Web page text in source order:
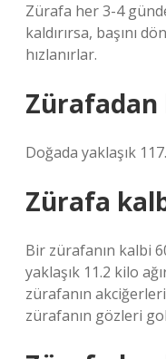
Zürafa her 3-4
kaldırırsa, başını
hızlanırlar.
Zürafadan
Doğada yaklaşık 117.
Zürafa
Bir zürafanın kalbi
yaklaşık 11.2 kilo
zürafanın
zürafanın gözleri